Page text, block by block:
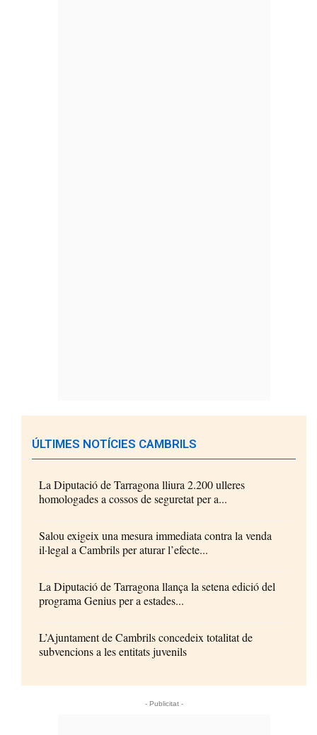
ÚLTIMES NOTÍCIES CAMBRILS
La Diputació de Tarragona lliura 2.200 ulleres
homologades a cossos de seguretat per a...
Salou exigeix una mesura immediata contra la venda
il·legal a Cambrils per aturar l’efecte...
La Diputació de Tarragona llança la setena edició del
programa Genius per a estades...
L’Ajuntament de Cambrils concedeix totalitat de
subvencions a les entitats juvenils
- Publicitat -